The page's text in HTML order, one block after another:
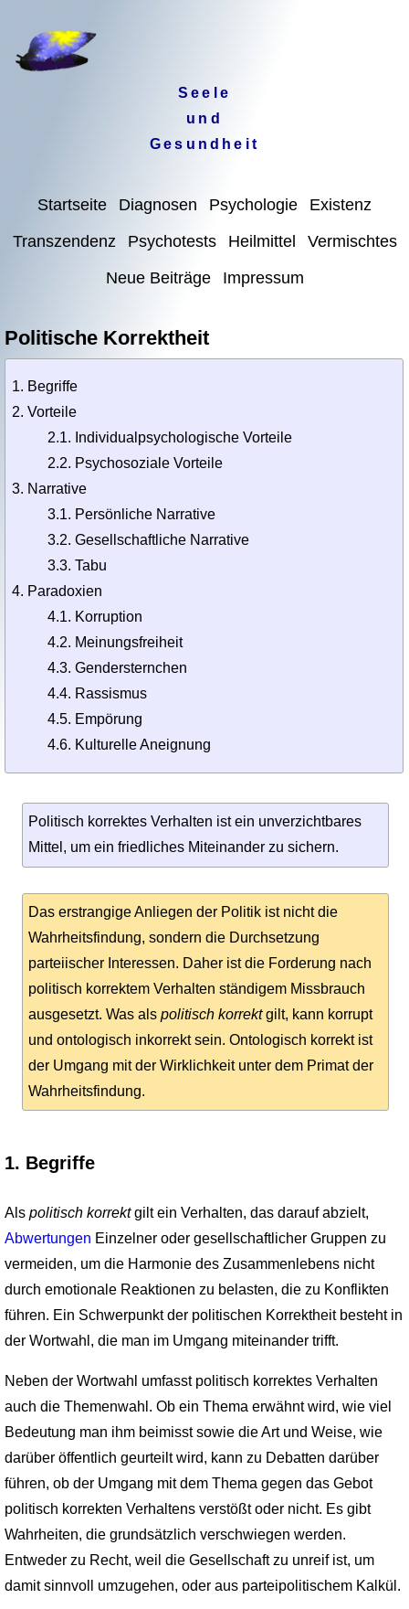
Seele
und
Gesundheit
Startseite Diagnosen Psychologie
Existenz
Transzendenz
Psychotests Heilmittel
Vermischtes
Neue Beiträge
Impressum
Politische Korrektheit
Begriffe
Vorteile
2.1. Individualpsychologische Vorteile
2.2. Psychosoziale Vorteile
Narrative
3.1. Persönliche Narrative
3.2. Gesellschaftliche Narrative
3.3. Tabu
Paradoxien
4.1. Korruption
4.2. Meinungsfreiheit
4.3. Gendersternchen
4.4. Rassismus
4.5. Empörung
4.6. Kulturelle Aneignung
Politisch korrektes Verhalten ist ein unverzichtbares
Mittel, um ein friedliches Miteinander zu sichern.
Das erstrangige Anliegen der Politik ist nicht die
Wahrheitsfindung, sondern die Durchsetzung
parteiischer Interessen. Daher ist die Forderung nach
politisch korrektem Verhalten ständigem Missbrauch
ausgesetzt. Was alspolitisch korrektgilt, kann korrupt
und ontologisch inkorrekt sein. Ontologisch korrekt ist
der Umgang mit der Wirklichkeit unter dem Primat der
Wahrheitsfindung.
1. Begriffe
Als politisch korrektgilt ein Verhalten, das darauf abzielt,
Abwertungen Einzelner oder gesellschaftlicher Gruppen zu
vermeiden, um die Harmonie des Zusammenlebens nicht
durch emotionale Reaktionen zu belasten, die zu Konflikten
führen. Ein Schwerpunkt der politischen Korrektheit besteht in
der Wortwahl, die man im Umgang miteinander trifft.
Neben der Wortwahl umfasst politisch korrektes Verhalten
auch die Themenwahl. Ob ein Thema erwähnt wird, wie viel
Bedeutung man ihm beimisst sowie die Art und Weise, wie
darüber öffentlich geurteilt wird, kann zu Debatten darüber
führen, ob der Umgang mit dem Thema gegen das Gebot
politisch korrekten Verhaltens verstößt oder nicht. Es gibt
Wahrheiten, die grundsätzlich verschwiegen werden.
Entweder zu Recht, weil die Gesellschaft zu unreif ist, um
damit sinnvoll umzugehen, oder aus parteipolitischem Kalkül.